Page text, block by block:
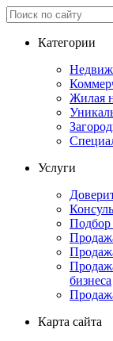
Категории
Жилая
Услуги
Подбор
бизнеса
Карта сайта